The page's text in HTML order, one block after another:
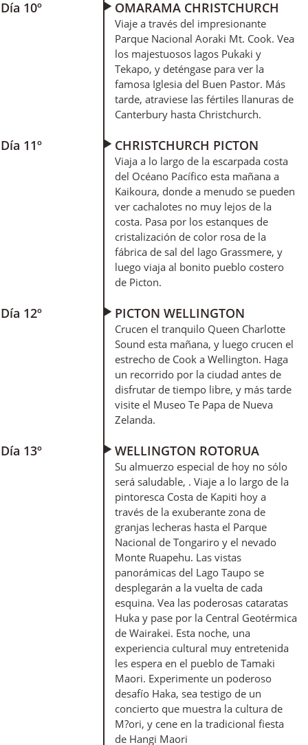
Día 10º OMARAMA CHRISTCHURCH
Viaje a través del impresionante
Parque Nacional Aoraki Mt. Cook. Vea
los majestuosos lagos Pukaki y
Tekapo, y deténgase para ver la
famosa Iglesia del Buen Pastor. Más
tarde, atraviese las fértiles llanuras de
Canterbury hasta Christchurch.
Día 11º CHRISTCHURCH PICTON
Viaja a lo largo de la escarpada costa
del Océano Pacífico esta mañana a
Kaikoura, donde a menudo se pueden
ver cachalotes no muy lejos de la
costa. Pasa por los estanques de
cristalización de color rosa de la
fábrica de sal del lago Grassmere, y
luego viaja al bonito pueblo costero
de Picton.
Día 12º PICTON WELLINGTON
Crucen el tranquilo Queen Charlotte
Sound esta mañana, y luego crucen el
estrecho de Cook a Wellington. Haga
un recorrido por la ciudad antes de
disfrutar de tiempo libre, y más tarde
visite el Museo Te Papa de Nueva
Zelanda.
Día 13º WELLINGTON ROTORUA
Su almuerzo especial de hoy no sólo
será saludable, . Viaje a lo largo de la
pintoresca Costa de Kapiti hoy a
través de la exuberante zona de
granjas lecheras hasta el Parque
Nacional de Tongariro y el nevado
Monte Ruapehu. Las vistas
panorámicas del Lago Taupo se
desplegarán a la vuelta de cada
esquina. Vea las poderosas cataratas
Huka y pase por la Central Geotérmica
de Wairakei. Esta noche, una
experiencia cultural muy entretenida
les espera en el pueblo de Tamaki
Maori. Experimente un poderoso
desafío Haka, sea testigo de un
concierto que muestra la cultura de
M?ori, y cene en la tradicional fiesta
de Hangi Maori